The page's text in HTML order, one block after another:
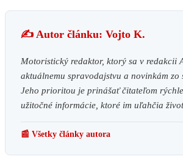
✍️ Autor článku: Vojto K.
Motoristický redaktor, ktorý sa v redakcii
aktuálnemu spravodajstvu a novinkám zo
Jeho prioritou je prinášať čitateľom
užitočné informácie, ktoré im uľahčia
📰 Všetky články autora